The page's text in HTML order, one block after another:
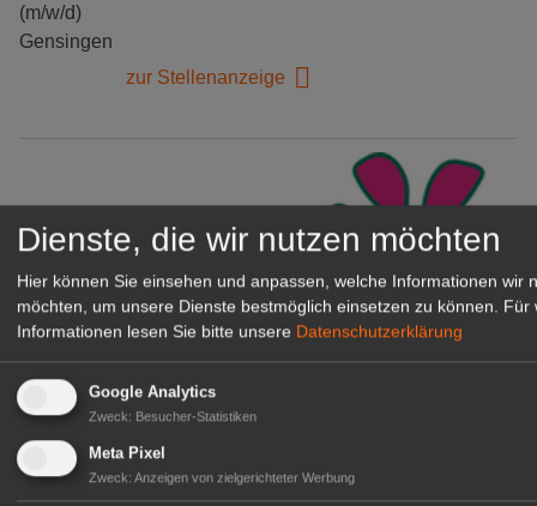
(m/w/d)
Gensingen
zur Stellenanzeige
Gärtnerei Hanns
Mitarbeiter (m/w/d) für unsere
Logistikhalle
Dienste, die wir nutzen möchten
Hier können Sie einsehen und anpassen, welche Informationen wir
möchten, um unsere Dienste bestmöglich einsetzen zu können.
Für
Informationen lesen Sie bitte unsere Datenschutzerklärung
Google Analytics
Zweck: Besucher-Statistiken
Meta Pixel
Zweck: Anzeigen von zielgerichteter Werbung